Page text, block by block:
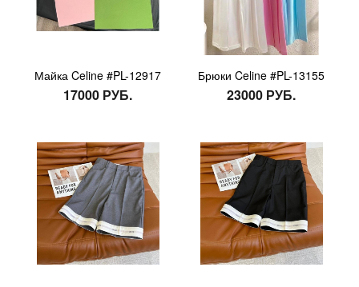
Майка Celine #PL-12917
17000 РУБ.
Брюки Celine #PL-13155
23000 РУБ.